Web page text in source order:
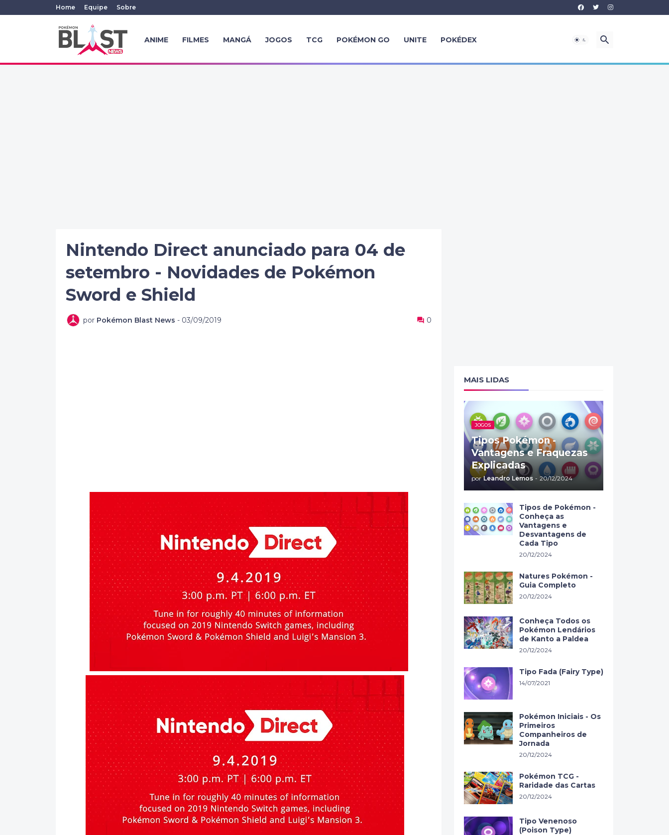
Home Equipe Sobre
ANIME FILMES MANGÁ JOGOS TCG POKÉMON GO UNITE POKÉDEX
Nintendo Direct anunciado para 04 de
setembro - Novidades de Pokémon
Sword e Shield
por Pokémon Blast News - 03/09/2019 0
MAIS LIDAS
JOGOS
Tipos Pokémon -
Vantagens e Fraquezas
Explicadas
por Leandro Lemos - 20/12/2024
Tipos de Pokémon -
Conheça as
Vantagens e
Desvantagens de
Cada Tipo
20/12/2024
Natures Pokémon -
Guia Completo
20/12/2024
Conheça Todos os
Pokémon Lendários
de Kanto a Paldea
20/12/2024
Tipo Fada (Fairy Type)
14/07/2021
Pokémon Iniciais - Os
Primeiros
Companheiros de
Jornada
20/12/2024
Pokémon TCG -
Raridade das Cartas
20/12/2024
Tipo Venenoso
(Poison Type)